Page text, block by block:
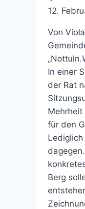
12.
Von
In einer
der Rat
Mehrheit
für den
Berg